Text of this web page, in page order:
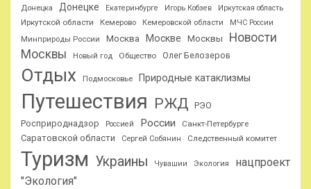
Донецка
Донецке Екатеринбурге Игорь Кобзев Иркутская область
Иркутской области Кемерово Кемеровской области
МЧС России
Минприроды России
Москва Москве Москвы
Новости
Москвы
Новый год Общество Олег Белозеров
Отдых Подмосковье Природные катаклизмы
Путешествия РЖД РЭО
Росприроднадзор
Россией России Санкт-Петербурге
Саратовской области Сергей Собянин Следственный комитет
Туризм Украины Чувашии Экология
нацпроект
"Экология"